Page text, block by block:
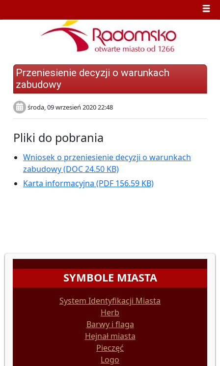
Przeniesienie decyzji o warunkach
zabudowy
środa, 09 wrzesień 2020 22:48
Pliki do pobrania
Wniosek o przeniesienie decyzji o warunkach
zabudowy(DOC 24.50 KB)
Karta informacyjna (PDF 156.59 KB)
SYMBOLE MIASTA
System Identyfikacji Miasta
Herb
Barwy i flaga
Hejnał miasta
Pieczęć
Logo